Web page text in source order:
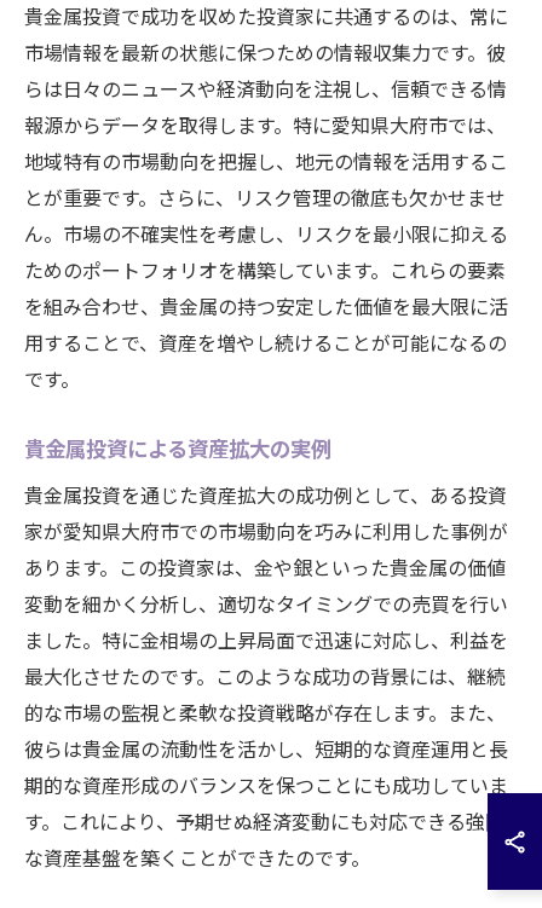
貴金属投資で成功を収めた投資家に共通するのは、常に
市場情報を最新の状態に保つための情報収集力です。彼
らは日々のニュースや経済動向を注視し、信頼できる情
報源からデータを取得します。特に愛知県大府市では、
地域特有の市場動向を把握し、地元の情報を活用するこ
とが重要です。さらに、リスク管理の徹底も欠かせませ
ん。市場の不確実性を考慮し、リスクを最小限に抑える
ためのポートフォリオを構築しています。これらの要素
を組み合わせ、貴金属の持つ安定した価値を最大限に活
用することで、資産を増やし続けることが可能になるの
です。
貴金属投資による資産拡大の実例
貴金属投資を通じた資産拡大の成功例として、ある投資
家が愛知県大府市での市場動向を巧みに利用した事例が
あります。この投資家は、金や銀といった貴金属の価値
変動を細かく分析し、適切なタイミングでの売買を行い
ました。特に金相場の上昇局面で迅速に対応し、利益を
最大化させたのです。このような成功の背景には、継続
的な市場の監視と柔軟な投資戦略が存在します。また、
彼らは貴金属の流動性を活かし、短期的な資産運用と長
期的な資産形成のバランスを保つことにも成功していま
す。これにより、予期せぬ経済変動にも対応できる強固
な資産基盤を築くことができたのです。